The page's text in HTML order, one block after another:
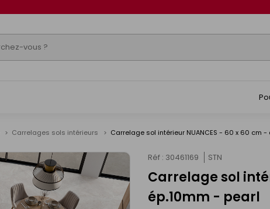
Carrelages sols intérieurs Carrelage sol intérieur NUANCES - 60 x 60 cm -
Réf : 30461169 STN
Carrelage sol
ép.10mm - pearl